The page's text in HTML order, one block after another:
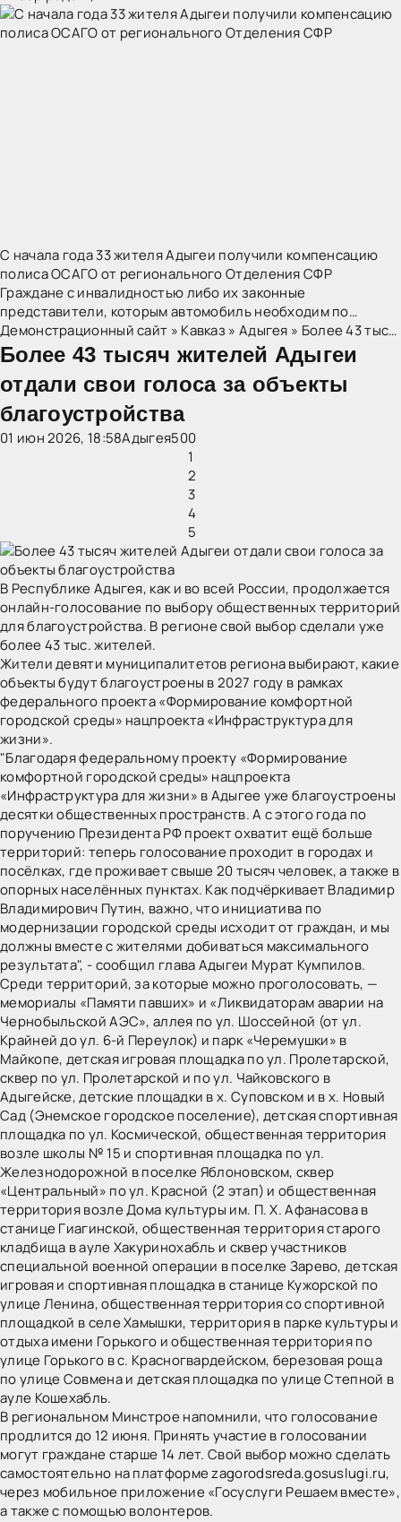
С начала года 33 жителя Адыгеи получили компенсацию
полиса ОСАГО от регионального Отделения СФР
Граждане с инвалидностью либо их законные
представители, которым автомобиль необходим по
медицинским показаниям в соответствии с программой
реабилитации и абилитации, имеют право на получение
Демонстрационный сайт » Кавказ » Адыгея » Более 43 тысяч жителей Адыгеи отдали свои голоса за объекты благоустройства
Более 43 тысяч жителей Адыгеи
отдали свои голоса за объекты
благоустройства
01 июн 2026, 18:58Адыгея500
1
2
3
4
5
В РеспубликеАдыгея, как и во всей России, продолжается
онлайн-голосование по выбору общественных территорий
для благоустройства. В регионе свой выбор сделали уже
более 43 тыс. жителей.
Жители девяти муниципалитетов региона выбирают, какие
объекты будут благоустроены в 2027 году в рамках
федерального проекта «Формирование комфортной
городской среды» нацпроекта «Инфраструктура для
жизни».
"Благодаря федеральному проекту «Формирование
комфортной городской среды» нацпроекта
«Инфраструктура для жизни» в Адыгее уже благоустроены
десятки общественных пространств. А с этого года по
поручению Президента РФ проект охватит ещё больше
территорий: теперь голосование проходит в городах и
посёлках, где проживает свыше 20 тысяч человек, а также в
опорных населённых пунктах. Как подчёркивает Владимир
Владимирович Путин, важно, что инициатива по
модернизации городской среды исходит от граждан, и мы
должны вместе с жителями добиваться максимального
результата", - сообщил глава Адыгеи Мурат Кумпилов.
Среди территорий, за которые можно проголосовать, —
мемориалы «Памяти павших» и «Ликвидаторам аварии на
Чернобыльской АЭС», аллея по ул. Шоссейной (от ул.
Крайней до ул. 6-й Переулок) и парк «Черемушки» в
Майкопе, детская игровая площадка по ул. Пролетарской,
сквер по ул. Пролетарской и по ул. Чайковского в
Адыгейске, детские площадки в х. Суповском и в х. Новый
Сад (Энемское городское поселение), детская спортивная
площадка по ул. Космической, общественная территория
возле школы № 15 и спортивная площадка по ул.
Железнодорожной в поселке Яблоновском, сквер
«Центральный» по ул. Красной (2 этап) и общественная
территория возле Дома культуры им. П. Х. Афанасова в
станице Гиагинской, общественная территория старого
кладбища в ауле Хакуринохабль и сквер участников
специальной военной операции в поселке Зарево, детская
игровая и спортивная площадка в станице Кужорской по
улице Ленина, общественная территория со спортивной
площадкой в селе Хамышки, территория в парке культуры и
отдыха имени Горького и общественная территория по
улице Горького в с. Красногвардейском, березовая роща
по улице Совмена и детская площадка по улице Степной в
ауле Кошехабль.
В региональном Минстрое напомнили, что голосование
продлится до 12 июня. Принять участие в голосовании
могут граждане старше 14 лет. Свой выбор можно сделать
самостоятельно на платформе zagorodsreda.gosuslugi.ru,
через мобильное приложение «Госуслуги Решаем вместе»,
а также с помощью волонтеров.